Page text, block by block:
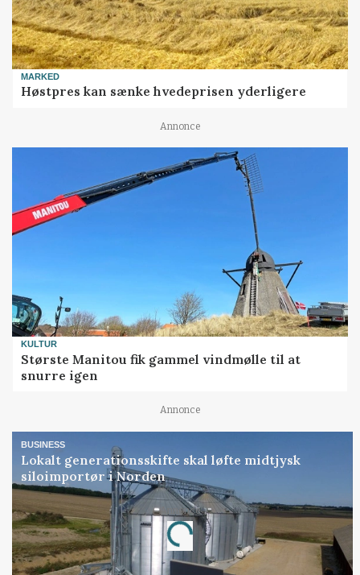
MARKED
Høstpres kan sænke hvedeprisen yderligere
Annonce
KULTUR
Største Manitou fik gammel vindmølle til at
snurre igen
Annonce
BUSINESS
Lokalt generationsskifte skal løfte midtjysk
siloimportør i Norden
Annonce
Loading...